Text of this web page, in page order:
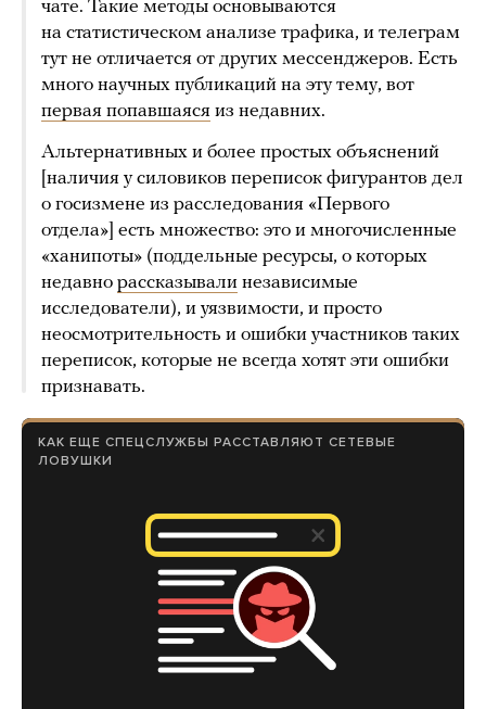
чате. Такие методы основываются
на статистическом анализе трафика, и телеграм
тут не отличается от других мессенджеров. Есть
много научных публикаций на эту тему, вот
первая попавшаяся из недавних.
Альтернативных и более простых объяснений
[наличия у силовиков переписок фигурантов дел
о госизмене из расследования «Первого
отдела»] есть множество: это и многочисленные
«ханипоты» (поддельные ресурсы, о которых
недавно рассказывали независимые
исследователи), и уязвимости, и просто
неосмотрительность и ошибки участников таких
переписок, которые не всегда хотят эти ошибки
признавать.
КАК ЕЩЕ СПЕЦСЛУЖБЫ РАССТАВЛЯЮТ СЕТЕВЫЕ
ЛОВУШКИ